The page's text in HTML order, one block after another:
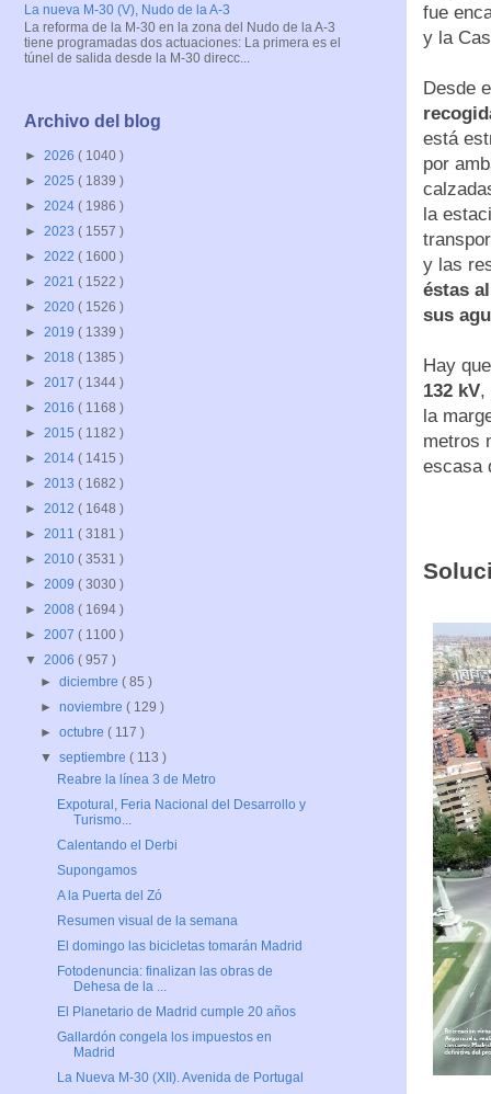
fue
y la
Desde
está
por
la
y las
éstas
sus
Hay
132 kV,
la
metros
escasa
La nueva M-30 (V), Nudo de la A-3
La reforma de la M-30 en la zona del Nudo de la A-3
tiene programadas dos actuaciones: La primera es el
túnel de salida desde la M-30 direcc...
Archivo del blog
► 2026 ( 1040 )
► 2025 ( 1839 )
► 2024 ( 1986 )
► 2023 ( 1557 )
► 2022 ( 1600 )
► 2021 ( 1522 )
► 2020 ( 1526 )
► 2019 ( 1339 )
► 2018 ( 1385 )
► 2017 ( 1344 )
► 2016 ( 1168 )
► 2015 ( 1182 )
► 2014 ( 1415 )
► 2013 ( 1682 )
► 2012 ( 1648 )
► 2011 ( 3181 )
► 2010 ( 3531 )
► 2009 ( 3030 )
► 2008 ( 1694 )
► 2007 ( 1100 )
▼ 2006 ( 957 )
►diciembre( 85 )
►noviembre( 129 )
►octubre( 117 )
▼septiembre( 113 )
Reabre la línea 3 de Metro
Expotural, Feria Nacional del Desarrollo y
Turismo...
Calentando el Derbi
Supongamos
A la Puerta del Zó
Resumen visual de la semana
El domingo las bicicletas tomarán Madrid
Fotodenuncia: finalizan las obras de
Dehesa de la ...
El Planetario de Madrid cumple 20 años
Gallardón congela los impuestos en
Madrid
La Nueva M-30 (XII). Avenida de Portugal